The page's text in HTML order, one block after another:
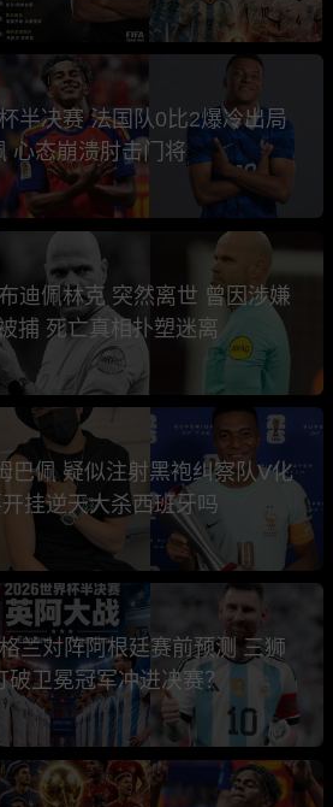
半决赛 法国队0比2爆冷出局
心态崩溃肘击门将
迪佩林克 突然离世 曾因涉嫌
捕 死亡真相扑塑迷离
巴佩 疑似注射黑袍纠察队V化
挂逆天大杀西班牙吗
兰对阵阿根廷赛前预测 三狮
破卫冕冠军冲进决赛？